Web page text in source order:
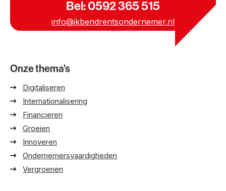
Bel: 0592 365 515
info@ikbendrentsondernemer.nl
Onze thema's
Digitaliseren
Internationalisering
Financieren
Groeien
Innoveren
Ondernemersvaardigheden
Vergroenen